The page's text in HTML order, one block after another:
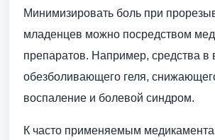
Минимизировать боль при
младенцев можно посредством
препаратов. Например, средства в
обезболивающего геля,
воспаление и болевой синдром.
К часто применяемым